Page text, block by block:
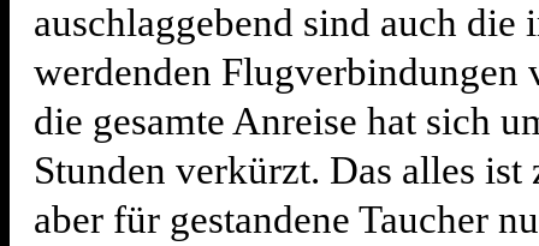
auschlaggebend sind auch die
werdenden Flugverbindungen
die gesamte Anreise hat sich
Stunden verkürzt. Das alles ist
aber für gestandene Taucher